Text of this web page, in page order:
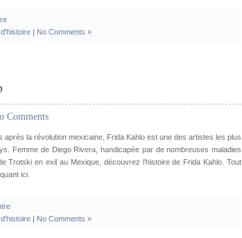
| No Comments »
Comments
après la révolution mexicaine, Frida Kahlo est une des artistes les plus
Femme de Diego Rivera, handicapée par de nombreuses maladies
Trotski en exil au Mexique, découvrez l’histoire de Frida Kahlo. Tout
ici.
| No Comments »